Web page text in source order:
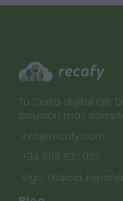
Tu Carta digital QR.
solución más
info@recafy.com
+34 689 537 032
Vigo, Galicia, España